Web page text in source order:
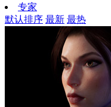
专家
默认排序 最新 最热